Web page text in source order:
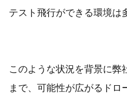
テスト飛行ができる環境は
このような状況を背景に弊
まで、可能性が広がるドロ